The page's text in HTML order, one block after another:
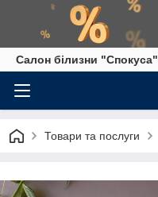
Салон білизни "Спокуса"
Товари та послуги